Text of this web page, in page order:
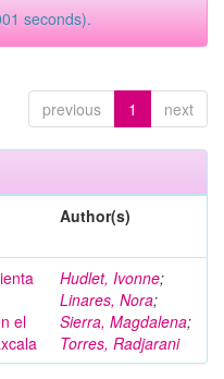
seconds).
previous 1 next
Author(s)
el
Hudlet, Ivonne;
Linares, Nora;
Sierra, Magdalena;
Torres, Radjarani